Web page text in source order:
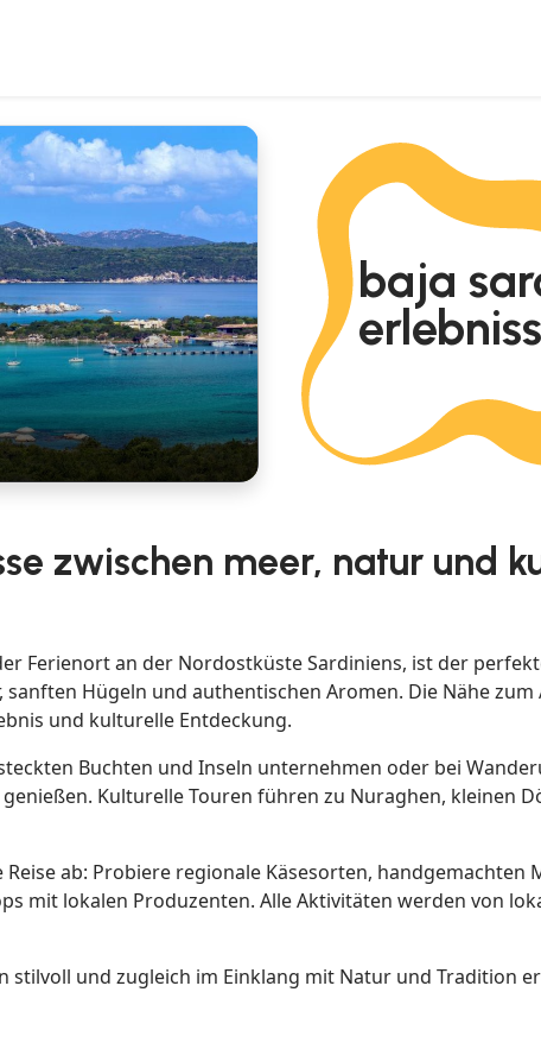
baja
zwischen meer, natur und
Ferienort an der Nordostküste Sardiniens, ist der
Hügeln und authentischen Aromen. Die Nähe
und kulturelle Entdeckung.
Buchten und Inseln unternehmen oder bei
Kulturelle Touren führen zu Nuraghen, kleinen
ab: Probiere regionale Käsesorten,
mit lokalen Produzenten. Alle Aktivitäten werden von
stilvoll und zugleich im Einklang mit Natur und Tradition